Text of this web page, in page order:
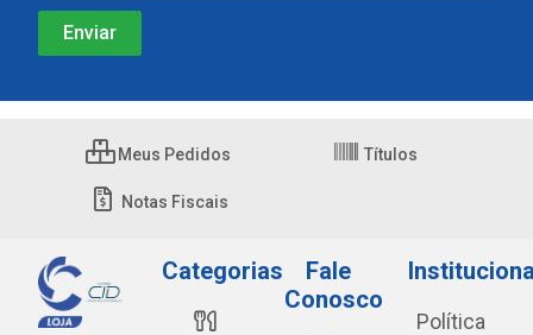
Meus Pedidos Títulos
Notas Fiscais
Categorias
Fale
Conosco
Política